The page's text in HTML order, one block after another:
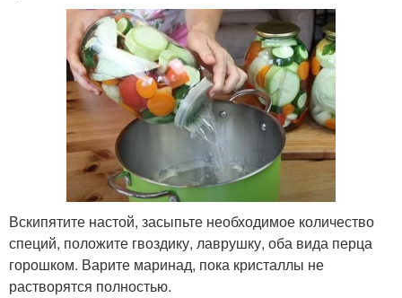
Вскипятите настой, засыпьте необходимое количество
специй, положите гвоздику, лаврушку, оба вида перца
горошком. Варите маринад, пока кристаллы не
растворятся полностью.